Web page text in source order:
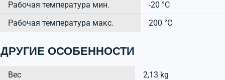
Рабочая температура мин.
-20 °C
Рабочая температура макс.
200 °C
ДРУГИЕ ОСОБЕННОСТИ
Вес
2,13 kg